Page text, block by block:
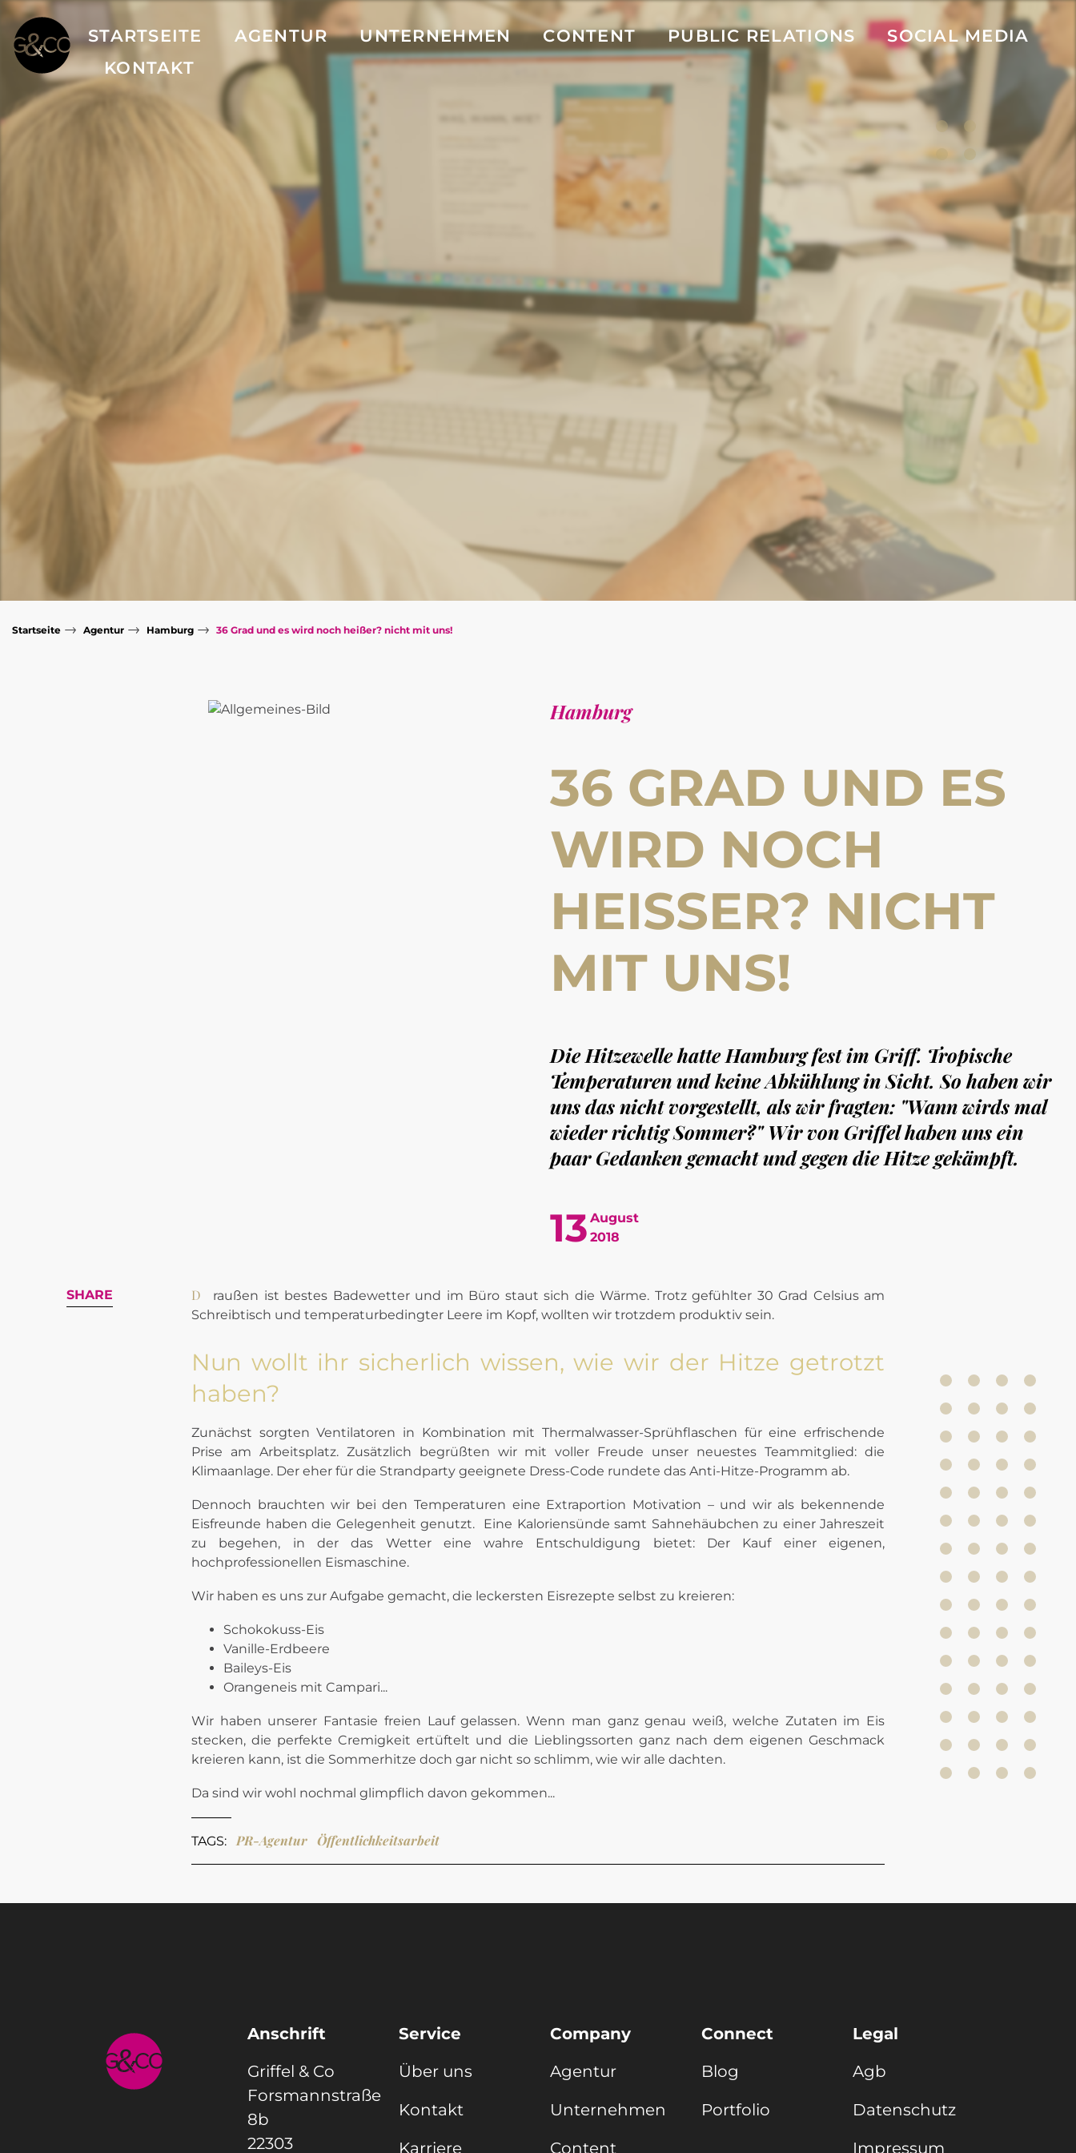
STARTSEITE AGENTUR UNTERNEHMEN CONTENT PUBLIC RELATIONS
SOCIAL MEDIA
KONTAKT
Startseite → Agentur → Hamburg → 36 Grad und es wird noch heißer? nicht mit uns!
Hamburg
36 GRAD UND ES
WIRD NOCH
HEISSER? NICHT M
IT UNS!
Die Hitzewelle hatte Hamburg fest im Griff. Tropische
Temperaturen und keine Abkühlung in Sicht. So haben wir
uns das nicht vorgestellt, als wir fragten: "Wann wirds mal
wieder richtig Sommer?" Wir von Griffel haben uns ein
paar Gedanken gemacht und gegen die Hitze gekämpft.
13 August
2018
SHARE Draußen ist bestes Badewetter und im Büro staut sich die Wärme. Trotz gefühlter 30 Grad Celsius am
Schreibtisch und temperaturbedingter Leere im Kopf, wollten wir trotzdem produktiv sein.
Nun wollt ihr sicherlich wissen, wie wir der Hitze getrotzt
haben?
Zunächst sorgten Ventilatoren in Kombination mit Thermalwasser-Sprühflaschen für eine erfrischende
Prise am Arbeitsplatz. Zusätzlich begrüßten wir mit voller Freude unser neuestes Teammitglied: die
Klimaanlage. Der eher für die Strandparty geeignete Dress-Code rundete das Anti-Hitze-Programm ab.
Dennoch brauchten wir bei den Temperaturen eine Extraportion Motivation – und wir als bekennende
Eisfreunde haben die Gelegenheit genutzt. Eine Kaloriensünde samt Sahnehäubchen zu einer Jahreszeit
zu begehen, in der das Wetter eine wahre Entschuldigung bietet: Der Kauf einer eigenen,
hochprofessionellen Eismaschine.
Wir haben es uns zur Aufgabe gemacht, die leckersten Eisrezepte selbst zu kreieren:
Schokokuss-Eis
Vanille-Erdbeere
Baileys-Eis
Orangeneis mit Campari...
Wir haben unserer Fantasie freien Lauf gelassen. Wenn man ganz genau weiß, welche Zutaten im Eis
stecken, die perfekte Cremigkeit ertüftelt und die Lieblingssorten ganz nach dem eigenen Geschmack
kreieren kann, ist die Sommerhitze doch gar nicht so schlimm, wie wir alle dachten.
Da sind wir wohl nochmal glimpflich davon gekommen...
TAGS: PR-Agentur Öffentlichkeitsarbeit
Anschrift
Griffel & Co
Forsmannstraße
8b
22303
Service
Über uns
Kontakt
Karriere
Company
Agentur
Unternehmen
Content
Connect
Blog
Portfolio
Legal
Agb
Datenschutz
Impressum